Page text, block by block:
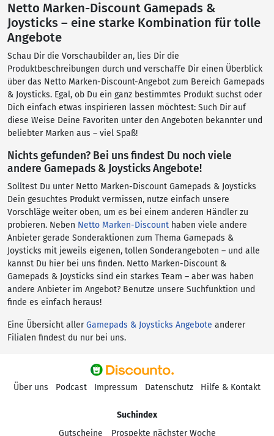
Netto Marken-Discount Gamepads &
Joysticks – eine starke Kombination für tolle
Angebote
Schau Dir die Vorschaubilder an, lies Dir die
Produktbeschreibungen durch und verschaffe Dir einen Überblick
über das Netto Marken-Discount-Angebot zum Bereich Gamepads
& Joysticks. Egal, ob Du ein ganz bestimmtes Produkt suchst oder
Dich einfach etwas inspirieren lassen möchtest: Such Dir auf
diese Weise Deine Favoriten unter den Angeboten bekannter und
beliebter Marken aus – viel Spaß!
Nichts gefunden? Bei uns findest Du noch viele
andere Gamepads & Joysticks Angebote!
Solltest Du unter Netto Marken-Discount Gamepads & Joysticks
Dein gesuchtes Produkt vermissen, nutze einfach unsere
Vorschläge weiter oben, um es bei einem anderen Händler zu
probieren. Neben Netto Marken-Discount haben viele andere
Anbieter gerade Sonderaktionen zum Thema Gamepads &
Joysticks mit jeweils eigenen, tollen Sonderangeboten – und alle
kannst Du hier bei uns finden. Netto Marken-Discount &
Gamepads & Joysticks sind ein starkes Team – aber was haben
andere Anbieter im Angebot? Benutze unsere Suchfunktion und
finde es einfach heraus!
Eine Übersicht allerGamepads & Joysticks Angebote anderer
Filialen findest du nur bei uns.
Über uns Podcast Impressum Datenschutz Hilfe & Kontakt
Suchindex
Gutscheine
Prospekte nächster Woche